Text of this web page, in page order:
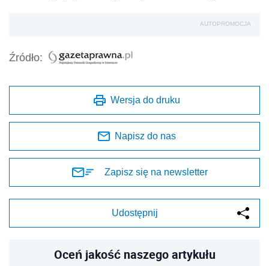
AUTOPROMOCJA
Źródło:
Wersja do druku
Napisz do nas
Zapisz się na newsletter
Udostępnij
Oceń jakość naszego artykułu